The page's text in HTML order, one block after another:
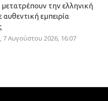
μετατρέπουν την ελληνική
εμπειρία
Αυγούστου 2026, 16:07